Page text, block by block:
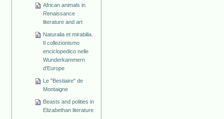
African animals in
Renaissance
literature and art
Naturalia et mirabilia.
Il collezionismo
enciclopedico nelle
Wunderkammern
d'Europe
Le "Bestiaire" de
Montaigne
Beasts and polities in
Elizabethan literature